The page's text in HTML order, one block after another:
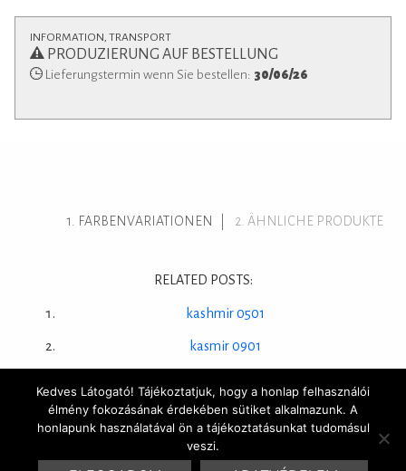
INFORMATION, TRANSPORT
PRODUZIERUNG AUF BESTELLUNG
Lieferungstermin wenn Sie bestellen: 30/06/26
FARBENVARIATIONEN ÄHNLICHE PRODUKTE
RELATED POSTS:
kashmir 0501
kasmir 0901
© 2016 Marrakesh Zementfliesen | Design & Site by
Kedves Látogató! Tájékoztatjuk, hogy a honlap felhasználói
élmény fokozásának érdekében sütiket alkalmazunk. A
honlapunk használatával ön a tájékoztatásunkat tudomásul
veszi.